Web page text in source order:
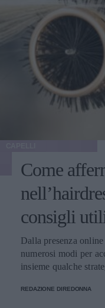
Come
consigli
Dalla presenza
numerosi modi per
insieme qualche
REDAZIONE DIREDONNA